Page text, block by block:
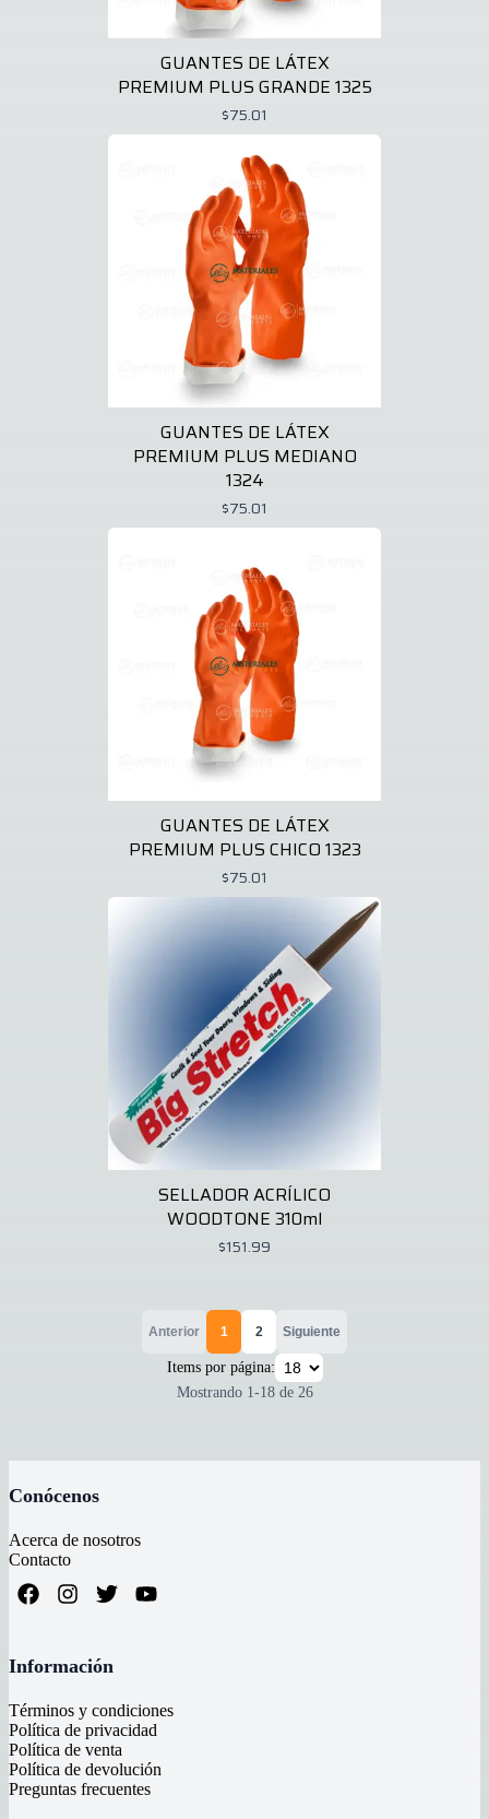
GUANTES DE LÁTEX
PREMIUM PLUS GRANDE 1325
$75.01
GUANTES DE LÁTEX
PREMIUM PLUS MEDIANO
1324
$75.01
GUANTES DE LÁTEX
PREMIUM PLUS CHICO 1323
$75.01
SELLADOR ACRÍLICO
WOODTONE 310ml
$151.99
Anterior 1 2 Siguiente
Items por página:
Mostrando 1-18de 26
Conócenos
Acerca de nosotros
Contacto
Información
Términos y condiciones
Política de privacidad
Política de venta
Política de devolución
Preguntas frecuentes